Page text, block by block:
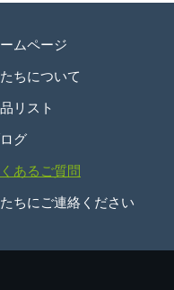
ムページ
ちについて
リスト
グ
あるご質問
ちにご連絡ください